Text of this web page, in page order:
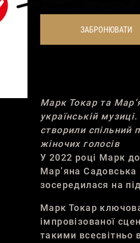
ЗАБРОНЮВАТИ
Марк Токар та
українській
створили спільний
жіночих голосів
У 2022 році Марк
Марʼяна Садовська
зосередилася на
Марк Токар
імпровізованої
такими